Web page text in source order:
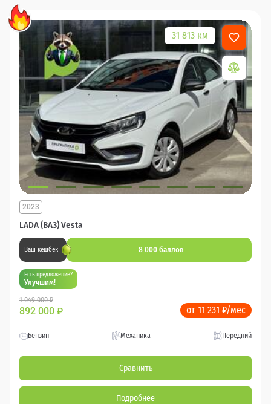
31 813 км
LADA (ВАЗ) Vesta
2023
Ваш кешбек 8 000 баллов
Есть предложение?
Улучшим!
1 049 000 ₽
892 000 ₽ от 11 231 ₽/мес
Бензин Механика Передний
Сравнить
Подробнее